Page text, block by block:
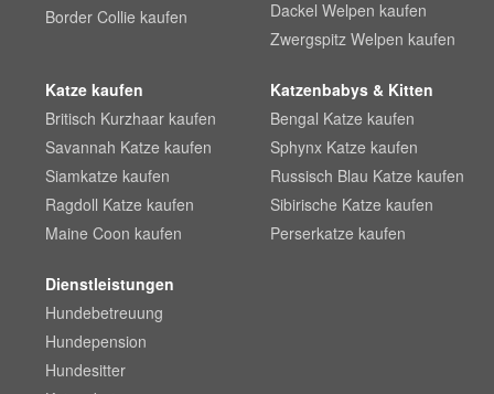
Border Collie kaufen
Dackel Welpen kaufen
Zwergspitz Welpen kaufen
Katze kaufen
Britisch Kurzhaar kaufen
Savannah Katze kaufen
Siamkatze kaufen
Ragdoll Katze kaufen
Maine Coon kaufen
Katzenbabys & Kitten
Bengal Katze kaufen
Sphynx Katze kaufen
Russisch Blau Katze kaufen
Sibirische Katze kaufen
Perserkatze kaufen
Dienstleistungen
Hundebetreuung
Hundepension
Hundesitter